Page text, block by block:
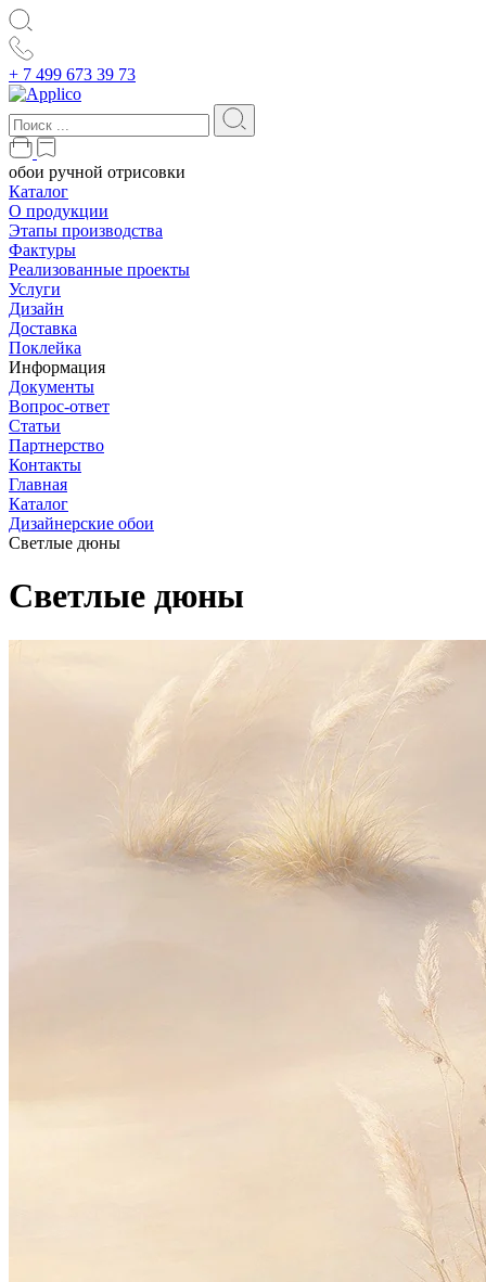
+ 7 499 673 39 73
обои ручной отрисовки
Каталог
О продукции
Этапы производства
Фактуры
Реализованные проекты
Услуги
Дизайн
Доставка
Поклейка
Информация
Документы
Вопрос-ответ
Статьи
Партнерство
Контакты
Главная
Каталог
Дизайнерские обои
Светлые дюны
Светлые дюны